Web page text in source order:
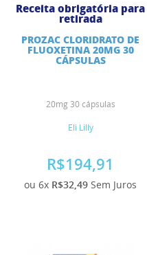
Receita obrigatória para
retirada
PROZAC CLORIDRATO DE
FLUOXETINA 20MG 30
CÁPSULAS
20mg 30 cápsulas
Eli Lilly
R$194,91
ou 6x R$32,49 Sem Juros